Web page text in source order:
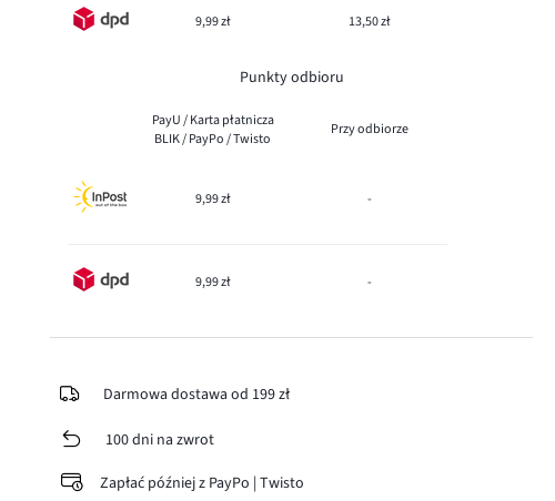
9,99 zł 13,50 zł
Punkty odbioru
PayU / Karta płatnicza
BLIK / PayPo / Twisto
Przy odbiorze
9,99 zł -
9,99 zł -
Darmowa dostawa od 199 zł
100 dni na zwrot
Zapłać później z PayPo | Twisto